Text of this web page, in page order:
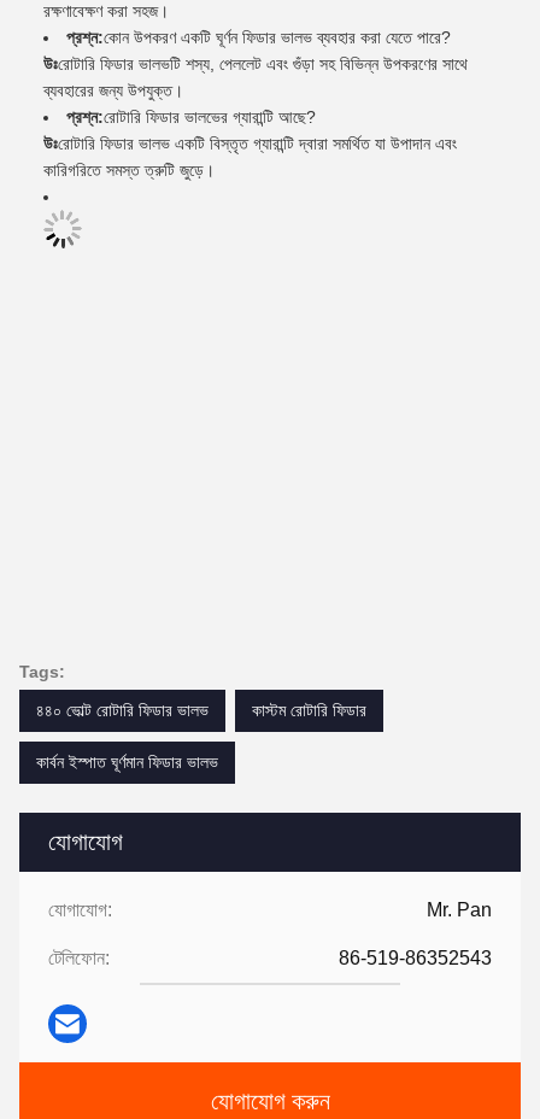
যোগাযোগ
যোগাযোগ: Mr. Pan
টেলিফোন: 86-519-86352543
যোগাযোগ করুন
রক্ষণাবেক্ষণ করা সহজ।
প্রশ্ন:কোন উপকরণ একটি ঘূর্ণন ফিডার ভালভ ব্যবহার করা যেতে পারে?
উঃরোটারি ফিডার ভালভটি শস্য, পেললেট এবং গুঁড়া সহ বিভিন্ন উপকরণের সাথে
ব্যবহারের জন্য উপযুক্ত।
প্রশ্ন:রোটারি ফিডার ভালভের গ্যারান্টি আছে?
উঃরোটারি ফিডার ভালভ একটি বিস্তৃত গ্যারান্টি দ্বারা সমর্থিত যা উপাদান এবং
কারিগরিতে সমস্ত ত্রুটি জুড়ে।
Tags:
৪৪০ ভোল্ট রোটারি ফিডার ভালভ
কাস্টম রোটারি ফিডার
কার্বন ইস্পাত ঘূর্ণমান ফিডার ভালভ